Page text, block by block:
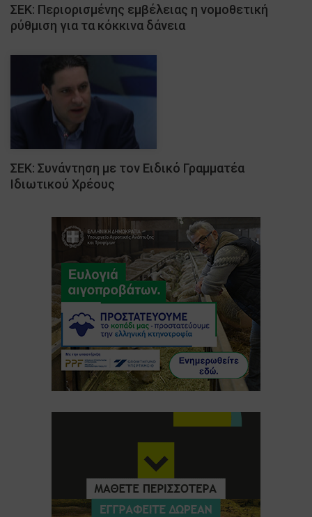
ΣΕΚ: Περιορισμένης εμβέλειας η νομοθετική
ρύθμιση για τα κόκκινα δάνεια
ΣΕΚ: Συνάντηση με τον Ειδικό Γραμματέα
Ιδιωτικού Χρέους